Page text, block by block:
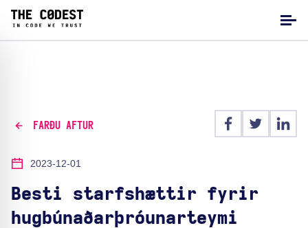
FARÐU AFTUR
2023-12-01
Besti starfshættir fyrir
hugbúnaðarþróunarteymi